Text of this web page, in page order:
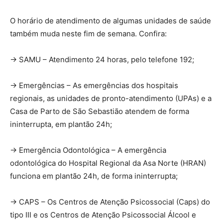
O horário de atendimento de algumas unidades de saúde
também muda neste fim de semana. Confira:
-> SAMU – Atendimento 24 horas, pelo telefone 192;
-> Emergências – As emergências dos hospitais
regionais, as unidades de pronto-atendimento (UPAs) e a
Casa de Parto de São Sebastião atendem de forma
ininterrupta, em plantão 24h;
-> Emergência Odontológica – A emergência
odontológica do Hospital Regional da Asa Norte (HRAN)
funciona em plantão 24h, de forma ininterrupta;
-> CAPS – Os Centros de Atenção Psicossocial (Caps) do
tipo III e os Centros de Atenção Psicossocial Álcool e